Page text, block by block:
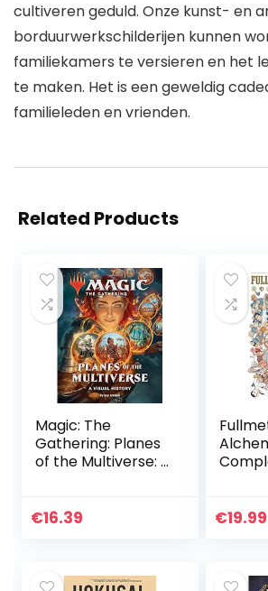
cultiveren geduld. Onze kunst- en
borduurwerkschilderijen kunnen
familiekamers te versieren en het
te maken. Het is een geweldig
familieleden en vrienden.
Related Products
Magic: The
Gathering: Planes
of the Multiverse: A
€16.39 €19.99